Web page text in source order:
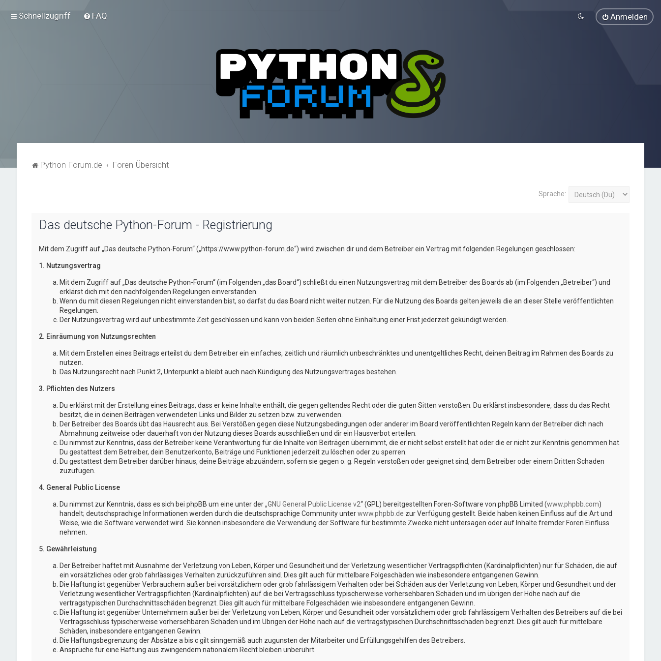
Schnellzugriff FAQ Anmelden
Python-Forum.de Foren-Übersicht
Sprache:
Das deutsche Python-Forum - Registrierung
Mit dem Zugriff auf „Das deutsche Python-Forum“ („https://www.python-forum.de“) wird zwischen dir und dem Betreiber ein Vertrag mit folgenden Regelungen geschlossen:
1. Nutzungsvertrag
Mit dem Zugriff auf „Das deutsche Python-Forum“ (im Folgenden „das Board“) schließt du einen Nutzungsvertrag mit dem Betreiber des Boards ab (im Folgenden „Betreiber“) und
erklärst dich mit den nachfolgenden Regelungen einverstanden.
Wenn du mit diesen Regelungen nicht einverstanden bist, so darfst du das Board nicht weiter nutzen. Für die Nutzung des Boards gelten jeweils die an dieser Stelle veröffentlichten
Regelungen.
Der Nutzungsvertrag wird auf unbestimmte Zeit geschlossen und kann von beiden Seiten ohne Einhaltung einer Frist jederzeit gekündigt werden.
2. Einräumung von Nutzungsrechten
Mit dem Erstellen eines Beitrags erteilst du dem Betreiber ein einfaches, zeitlich und räumlich unbeschränktes und unentgeltliches Recht, deinen Beitrag im Rahmen des Boards zu
nutzen.
Das Nutzungsrecht nach Punkt 2, Unterpunkt a bleibt auch nach Kündigung des Nutzungsvertrages bestehen.
3. Pflichten des Nutzers
Du erklärst mit der Erstellung eines Beitrags, dass er keine Inhalte enthält, die gegen geltendes Recht oder die guten Sitten verstoßen. Du erklärst insbesondere, dass du das Recht
besitzt, die in deinen Beiträgen verwendeten Links und Bilder zu setzen bzw. zu verwenden.
Der Betreiber des Boards übt das Hausrecht aus. Bei Verstößen gegen diese Nutzungsbedingungen oder anderer im Board veröffentlichten Regeln kann der Betreiber dich nach
Abmahnung zeitweise oder dauerhaft von der Nutzung dieses Boards ausschließen und dir ein Hausverbot erteilen.
Du nimmst zur Kenntnis, dass der Betreiber keine Verantwortung für die Inhalte von Beiträgen übernimmt, die er nicht selbst erstellt hat oder die er nicht zur Kenntnis genommen hat.
Du gestattest dem Betreiber, dein Benutzerkonto, Beiträge und Funktionen jederzeit zu löschen oder zu sperren.
Du gestattest dem Betreiber darüber hinaus, deine Beiträge abzuändern, sofern sie gegen o. g. Regeln verstoßen oder geeignet sind, dem Betreiber oder einem Dritten Schaden
zuzufügen.
4. General Public License
Du nimmst zur Kenntnis, dass es sich bei phpBB um eine unter der „GNU General Public License v2“ (GPL) bereitgestellten Foren-Software von phpBB Limited (www.phpbb.com)
handelt; deutschsprachige Informationen werden durch die deutschsprachige Community unterwww.phpbb.de zur Verfügung gestellt. Beide haben keinen Einfluss auf die Art und
Weise, wie die Software verwendet wird. Sie können insbesondere die Verwendung der Software für bestimmte Zwecke nicht untersagen oder auf Inhalte fremder Foren Einfluss
nehmen.
5. Gewährleistung
Der Betreiber haftet mit Ausnahme der Verletzung von Leben, Körper und Gesundheit und der Verletzung wesentlicher Vertragspflichten (Kardinalpflichten) nur für Schäden, die auf
ein vorsätzliches oder grob fahrlässiges Verhalten zurückzuführen sind. Dies gilt auch für mittelbare Folgeschäden wie insbesondere entgangenen Gewinn.
Die Haftung ist gegenüber Verbrauchern außer bei vorsätzlichem oder grob fahrlässigem Verhalten oder bei Schäden aus der Verletzung von Leben, Körper und Gesundheit und der
Verletzung wesentlicher Vertragspflichten (Kardinalpflichten) auf die bei Vertragsschluss typischerweise vorhersehbaren Schäden und im übrigen der Höhe nach auf die
vertragstypischen Durchschnittsschäden begrenzt. Dies gilt auch für mittelbare Folgeschäden wie insbesondere entgangenen Gewinn.
Die Haftung ist gegenüber Unternehmern außer bei der Verletzung von Leben, Körper und Gesundheit oder vorsätzlichem oder grob fahrlässigem Verhalten des Betreibers auf die bei
Vertragsschluss typischerweise vorhersehbaren Schäden und im Übrigen der Höhe nach auf die vertragstypischen Durchschnittsschäden begrenzt. Dies gilt auch für mittelbare
Schäden, insbesondere entgangenen Gewinn.
Die Haftungsbegrenzung der Absätze a bis c gilt sinngemäß auch zugunsten der Mitarbeiter und Erfüllungsgehilfen des Betreibers.
Ansprüche für eine Haftung aus zwingendem nationalem Recht bleiben unberührt.